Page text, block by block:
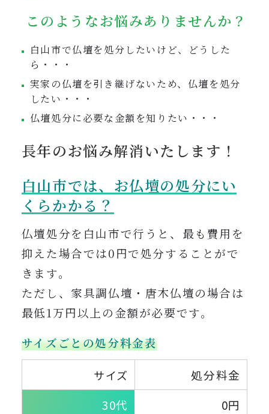
このようなお悩みありませんか？
白山市で仏壇を処分したいけど、どうした
ら・・・
実家の仏壇を引き継げないため、仏壇を処分
したい・・・
仏壇処分に必要な金額を知りたい・・・
長年のお悩み解消いたします！
白山市では、 お仏壇の処分にい
くらかかる？
仏壇処分を白山市で行うと、最も費用を
抑えた場合では0円で処分することがで
きます。
ただし、家具調仏壇・唐木仏壇の場合は
最低1万円以上の金額が必要です。
サイズごとの処分料金表
サイズ
処分料金
30代
0円